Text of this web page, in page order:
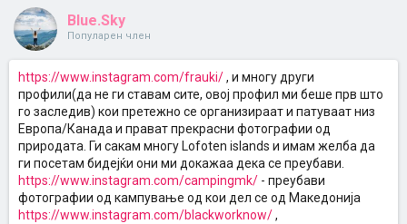
Blue.Sky
Популарен член
https://www.instagram.com/frauki/, и многу други
профили(да не ги ставам сите, овој профил ми беше прв што
го заследив) кои претежно се организираат и патуваат низ
Европа/Канада и прават прекрасни фотографии од
природата. Ги сакам многу Lofoten islands и имам желба да
ги посетам бидејќи они ми докажаа дека се преубави.
https://www.instagram.com/campingmk/ - преубави
фотографии од кампување од кои дел се од Македонија
https://www.instagram.com/blackworknow/,